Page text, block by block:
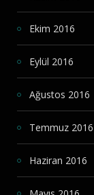
Ekim 2016
Eylül 2016
Ağustos 2016
Temmuz 2016
Haziran 2016